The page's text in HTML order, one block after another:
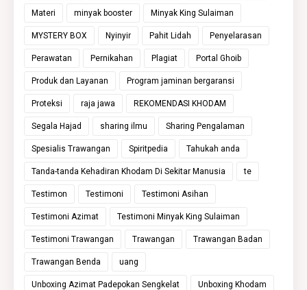
Materi minyak booster Minyak King Sulaiman
MYSTERY BOX Nyinyir Pahit Lidah Penyelarasan
Perawatan Pernikahan Plagiat Portal Ghoib
Produk dan Layanan Program jaminan bergaransi
Proteksi raja jawa REKOMENDASI KHODAM
Segala Hajad sharing ilmu Sharing Pengalaman
Spesialis Trawangan Spiritpedia Tahukah anda
Tanda-tanda Kehadiran Khodam Di Sekitar Manusia te
Testimon Testimoni Testimoni Asihan
Testimoni Azimat Testimoni Minyak King Sulaiman
Testimoni Trawangan Trawangan Trawangan Badan
Trawangan Benda uang
Unboxing Azimat Padepokan Sengkelat Unboxing Khodam